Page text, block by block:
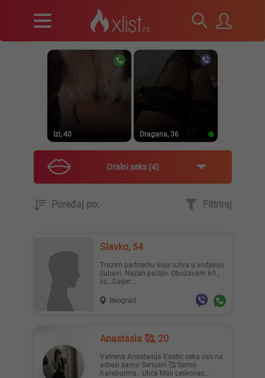
Izi, 40 Dragana, 36
Oralni seks 4
Poređaj po: Filtriraj
Slavko, 54
Trazim partnerku koja uziva u vodjenju
ljubavi. Nezan pazljiv. Obozavam 69 ,
liz...Daljin...
Beograd
Anastasia 🥰, 20
Vatrena Anastasija Kostic ceka vas na
adresi samo Seriozni 🥰 Samo
Karaburma.. Ulica Mali Leskovac...